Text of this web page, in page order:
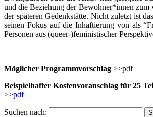
und die Beziehung der Bewohner*innen zum
der späteren Gedenkstätte. Nicht zuletzt ist
seinen Fokus auf die Inhaftierung von als
Personen aus (queer-)feministischer
Möglicher Programmvorschlag >>pdf
Beispielhafter Kostenvoranschlag für 25
>>pdf
Suchen nach: